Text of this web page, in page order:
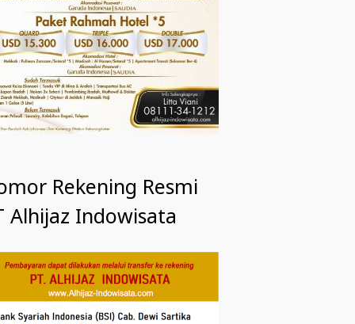
Rekening Resmi
Alhijaz Indowisata